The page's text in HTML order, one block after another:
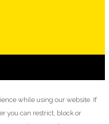
while using our website. If
you can restrict, block or